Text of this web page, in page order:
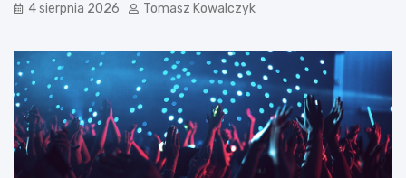
4 sierpnia 2026 Tomasz Kowalczyk